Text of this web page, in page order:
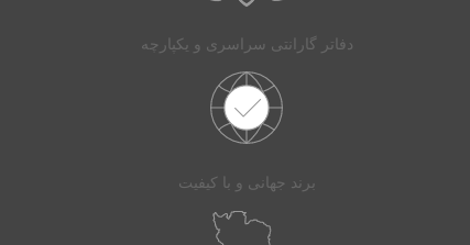
دفاتر گارانتی سراسری و یکپارچه
برند جهانی و با کیفیت